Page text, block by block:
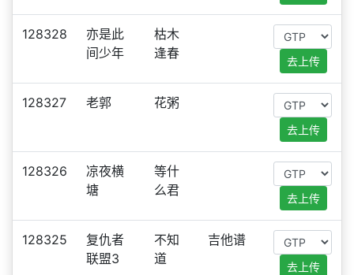
128328
亦是此
间少年
枯木
逢春
去上传
128327 老郭 花粥
去上传
128326
凉夜横
塘
等什
么君
去上传
128325
复仇者
联盟3
不知
道
吉他谱
去上传